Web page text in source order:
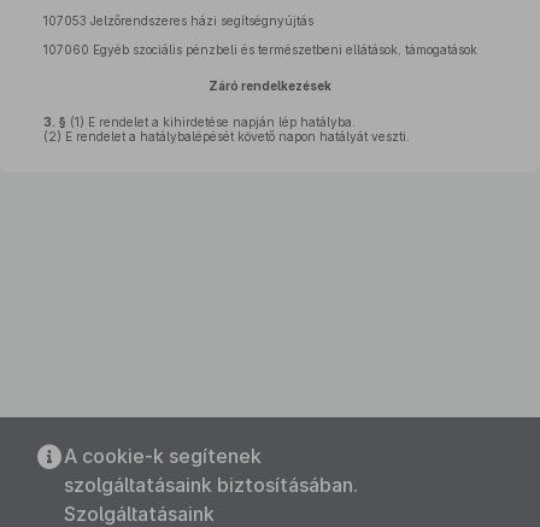
107053 Jelzőrendszeres házi segítségnyújtás
107060 Egyéb szociális pénzbeli és természetbeni ellátások, támogatások
Záró rendelkezések
3. § (1) E rendelet a kihirdetése napján lép hatályba.
(2) E rendelet a hatálybalépését követő napon hatályát veszti.
A cookie-k segítenek
szolgáltatásaink biztosításában.
Szolgáltatásaink